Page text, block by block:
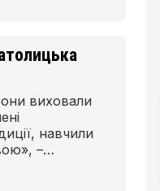
член
виховали
навчили
–